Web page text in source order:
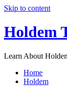
Skip to content
Holdem
Learn About
Home
Holdem